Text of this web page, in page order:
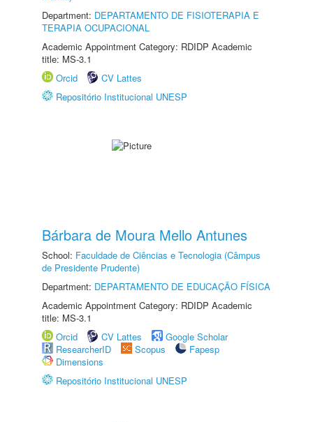
Department: DEPARTAMENTO DE FISIOTERAPIA E
TERAPIA OCUPACIONAL
Academic Appointment Category: RDIDP Academic
title: MS-3.1
Orcid
CV Lattes
Repositório Institucional UNESP
Bárbara de Moura Mello Antunes
School: Faculdade de Ciências e Tecnologia (Câmpus
de Presidente Prudente)
Department: DEPARTAMENTO DE EDUCAÇÃO FÍSICA
Academic Appointment Category: RDIDP Academic
title: MS-3.1
Orcid
CV Lattes
Google Scholar
ResearcherID
Scopus
Fapesp
Dimensions
Repositório Institucional UNESP